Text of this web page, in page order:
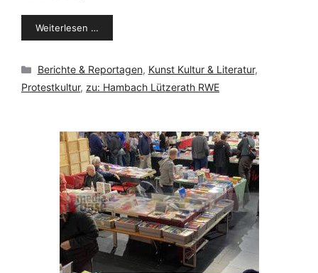
Weiterlesen …
Kategorien
Berichte & Reportagen, Kunst Kultur & Literatur,
Protestkultur, zu: Hambach Lützerath RWE